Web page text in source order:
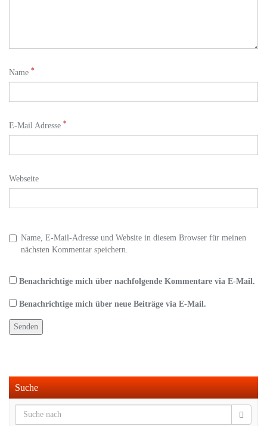
Name *
E-Mail Adresse *
Webseite
Name, E-Mail-Adresse und Website in diesem Browser für meinen
nächsten Kommentar speichern.
Benachrichtige mich über nachfolgende Kommentare via E-Mail.
Benachrichtige mich über neue Beiträge via E-Mail.
Suche